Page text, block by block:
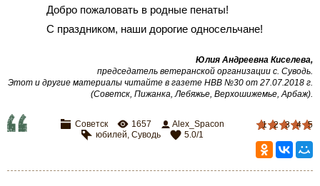
Добро пожаловать в родные пенаты!
С праздником, наши дорогие односельчане!
Юлия Андреевна Киселева,
председатель ветеранской организации с. Суводь.
Этот и другие материалы читайте в газете НВВ №30 от 27.07.2018 г.
(Советск, Пижанка, Лебяжье, Верхошижемье, Арбаж).
1 2 3 4 5
Советск 1657
Alex_Spacon
юбилей, Суводь 5.0/1